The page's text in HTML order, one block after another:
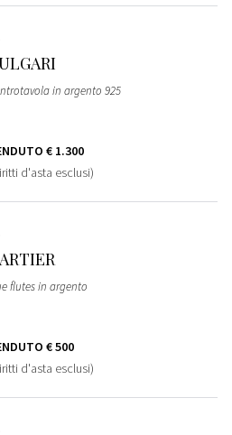
in argento 925
€ 1.300
d'asta esclusi)
flutes in argento
€ 500
d'asta esclusi)